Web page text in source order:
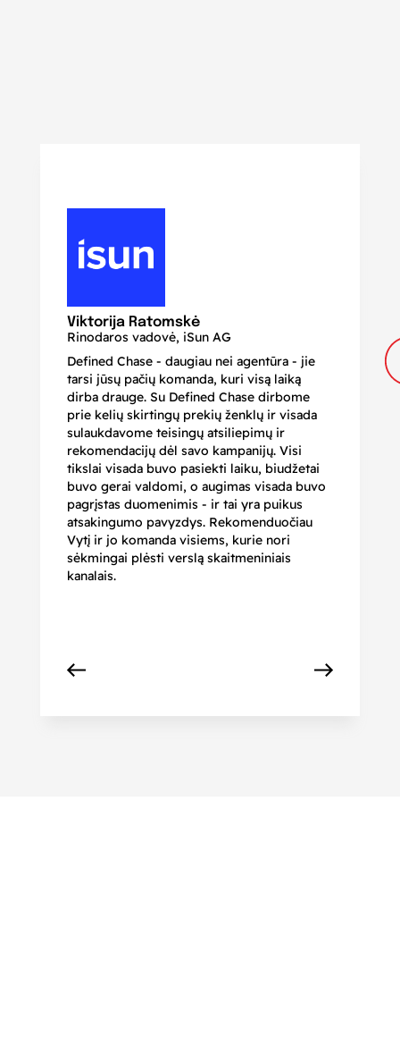
Viktorija Ratomskė
Rinodaros vadovė, iSun AG
Defined Chase - daugiau nei agentūra - jie
tarsi jūsų pačių komanda, kuri visą laiką
dirba drauge. Su Defined Chase dirbome
prie kelių skirtingų prekių ženklų ir visada
sulaukdavome teisingų atsiliepimų ir
rekomendacijų dėl savo kampanijų. Visi
tikslai visada buvo pasiekti laiku, biudžetai
buvo gerai valdomi, o augimas visada buvo
pagrįstas duomenimis - ir tai yra puikus
atsakingumo pavyzdys. Rekomenduočiau
Vytį ir jo komanda visiems, kurie nori
sėkmingai plėsti verslą skaitmeniniais
kanalais.
ir